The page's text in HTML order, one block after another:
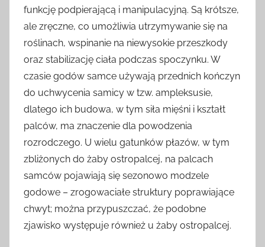
funkcję podpierającą i manipulacyjną. Są krótsze,
ale zręczne, co umożliwia utrzymywanie się na
roślinach, wspinanie na niewysokie przeszkody
oraz stabilizację ciała podczas spoczynku. W
czasie godów samce używają przednich kończyn
do uchwycenia samicy w tzw. ampleksusie,
dlatego ich budowa, w tym siła mięśni i kształt
palców, ma znaczenie dla powodzenia
rozrodczego. U wielu gatunków płazów, w tym
zbliżonych do żaby ostropalcej, na palcach
samców pojawiają się sezonowo modzele
godowe – zrogowaciałe struktury poprawiające
chwyt; można przypuszczać, że podobne
zjawisko występuje również u żaby ostropalcej.